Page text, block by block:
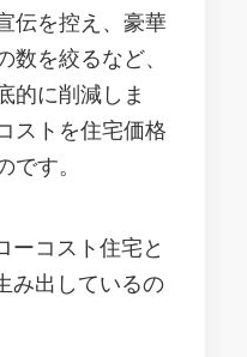
伝を控え、豪華
数を絞るなど、
的に削減しま
ストを住宅価格
です。
ーコスト住宅と
み出しているの